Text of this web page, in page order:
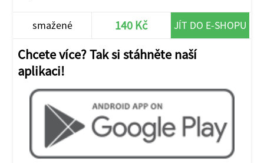
smažené 140 Kč JÍT DO E-SHOPU
Chcete více? Tak si stáhněte naší
aplikaci!